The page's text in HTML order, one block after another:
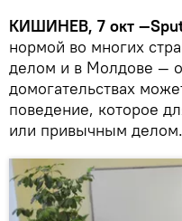
КИШИНЕВ, 7 окт
нормой во многих
делом и в Молдове —
домогательствах
поведение, которое
или привычным делом.